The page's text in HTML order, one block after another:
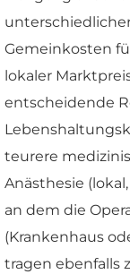
Gemeinkosten
lokaler
entscheidende
teurere
Anästhesie
an dem die
(Krankenhaus
tragen ebenfalls